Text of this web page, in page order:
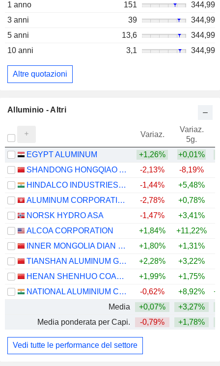
1 anno
151
344,99
3 anni
39
344,99
5 anni
13,6
344,99
10 anni
3,1 344,99
Altre quotazioni
Alluminio - Altri
Variaz.
Variaz.
5g.
EGYPT ALUMINUM +1,26% +0,01%
SHANDONG HONGQIAO ALUMINUM INDUSTRY HOLDING COMPANY LIMITED
-2,13% -8,19%
HINDALCO INDUSTRIES LIMITED
-1,44% +5,48%
ALUMINUM CORPORATION OF CHINA LIMITED
-2,78% +0,78%
NORSK HYDRO ASA
-1,47% +3,41%
ALCOA CORPORATION
+1,84% +11,22%
INNER MONGOLIA DIAN TOU ENERGY CORPORATION LIMITED
+1,80% +1,31%
TIANSHAN ALUMINUM GROUP CO.,LTD
+2,28% +3,22%
HENAN SHENHUO COAL INDUSTRY AND ELECTRICITY POWER CO. LTD
+1,99% +1,75%
NATIONAL ALUMINIUM COMPANY LIMITED
-0,62% +8,92%
Media
+0,07% +3,27%
Media ponderata per Capi.
-0,79% +1,78%
Vedi tutte le performance del settore